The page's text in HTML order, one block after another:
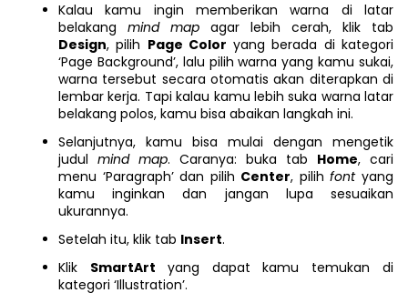
Kalau kamu ingin memberikan warna di latar
belakang mind map agar lebih cerah, klik tab
Design, pilih Page Color yang berada di kategori
‘Page Background’, lalu pilih warna yang kamu sukai,
warna tersebut secara otomatis akan diterapkan di
lembar kerja. Tapi kalau kamu lebih suka warna latar
belakang polos, kamu bisa abaikan langkah ini.
Selanjutnya, kamu bisa mulai dengan mengetik
judul mind map. Caranya: buka tab Home, cari
menu ‘Paragraph’ dan pilih Center, pilihfontyang
kamu inginkan dan jangan lupa sesuaikan
ukurannya.
Setelah itu, klik tab Insert.
Klik SmartArt yang dapat kamu temukan di
kategori ‘Illustration’.